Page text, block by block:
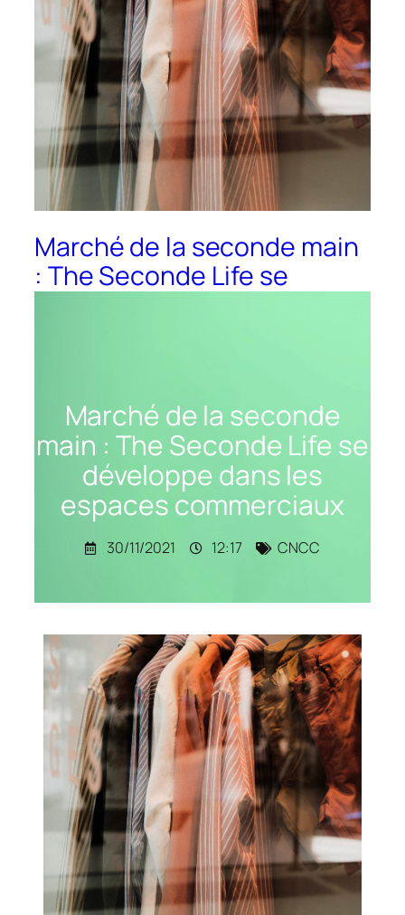
Marché de la seconde main
: The Seconde Life se
Marché de la seconde
main : The Seconde Life se
développe dans les
espaces commerciaux
30/11/2021 12:17 CNCC